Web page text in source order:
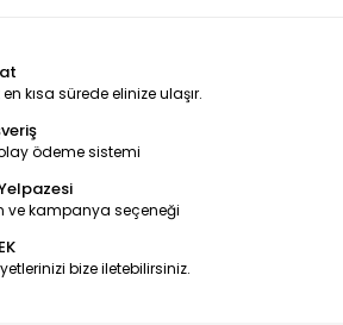
kısa sürede elinize ulaşır.
ödeme sistemi
ve kampanya seçeneği
bize iletebilirsiniz.